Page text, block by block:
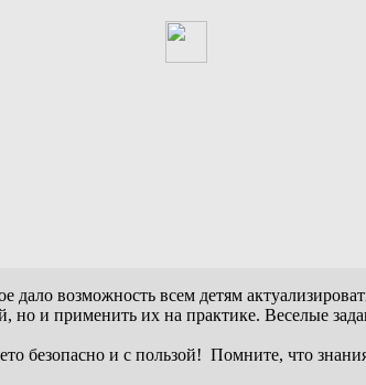
возможность всем детям
и применить их на практике. Веселые
и с пользой! Помните, что